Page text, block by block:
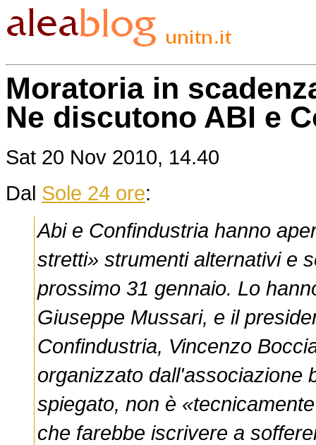
Moratoria in
Ne discutono ABI e
Sat 20 Nov 2010, 14.40
Dal Sole 24 ore:
Abi e Confindustria hanno
stretti» strumenti alternativi e
prossimo 31 gennaio. Lo
Giuseppe Mussari, e il
Confindustria, Vincenzo
organizzato dall'associazione
spiegato, non è
che farebbe iscrivere a